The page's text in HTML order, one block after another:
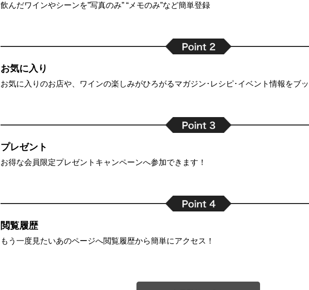
飲んだワインやシーンを”写真のみ” “メモのみ”など簡単登録
お気に入り
お気に入りのお店や、ワインの楽しみがひろがるマガジン･レシピ･イベント情報をブ
プレゼント
お得な会員限定プレゼントキャンペーンへ参加できます！
閲覧履歴
もう一度見たいあのページへ閲覧履歴から簡単にアクセス！